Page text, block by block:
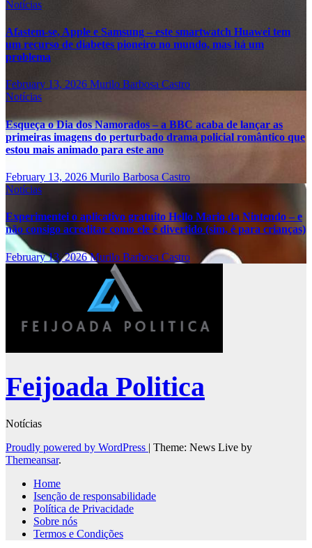
Notícias
Afastem-se, Apple e Samsung – este smartwatch Huawei tem
um recurso de diabetes pioneiro no mundo, mas há um
problema
February 13, 2026 Murilo Barbosa Castro
Notícias
Esqueça o Dia dos Namorados – a BBC acaba de lançar as
primeiras imagens do perturbado drama policial romântico que
estou mais animado para este ano
February 13, 2026 Murilo Barbosa Castro
Notícias
Experimentei o aplicativo gratuito Hello Mario da Nintendo – e
não consigo acreditar como ele é divertido (sim, é para crianças)
February 13, 2026Murilo Barbosa Castro
Feijoada Politica
Notícias
Proudly powered by WordPress | Theme: News Live by
Themeansar.
Home
Isenção de responsabilidade
Política de Privacidade
Sobre nós
Termos e Condições